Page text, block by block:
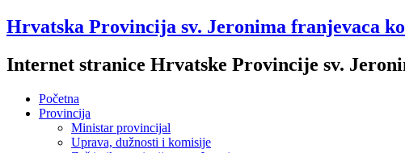
Hrvatska Provincija sv. Jeronima franjevaca
Internet stranice Hrvatske Provincije sv.
Početna
Provincija
Ministar provincijal
Uprava, dužnosti i komisije